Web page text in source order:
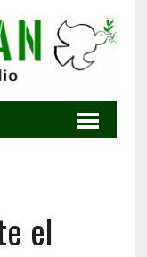
el